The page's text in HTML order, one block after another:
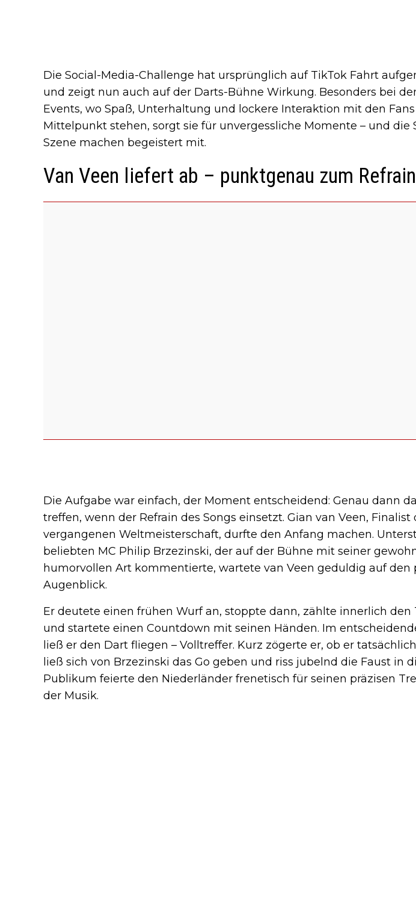
Die Social-Media-Challenge hat ursprünglich auf TikTok Fahrt
und zeigt nun auch auf der Darts-Bühne Wirkung. Besonders bei
Events, wo Spaß, Unterhaltung und lockere Interaktion mit den
Mittelpunkt stehen, sorgt sie für unvergessliche Momente – und die
Szene machen begeistert mit.
Van Veen liefert ab – punktgenau zum Refrain
Die Aufgabe war einfach, der Moment entscheidend: Genau dann
treffen, wenn der Refrain des Songs einsetzt. Gian van Veen, Finalist
vergangenen Weltmeisterschaft, durfte den Anfang machen.
beliebten MC Philip Brzezinski, der auf der Bühne mit seiner
humorvollen Art kommentierte, wartete van Veen geduldig auf den
Augenblick.
Er deutete einen frühen Wurf an, stoppte dann, zählte innerlich den
und startete einen Countdown mit seinen Händen. Im
ließ er den Dart fliegen – Volltreffer. Kurz zögerte er, ob er
ließ sich von Brzezinski das Go geben und riss jubelnd die Faust in
Publikum feierte den Niederländer frenetisch für seinen präzisen
der Musik.